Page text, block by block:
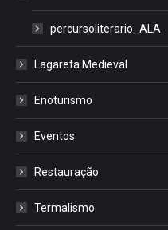
percursoliterario_ALA
Lagareta Medieval
Enoturismo
Eventos
Restauração
Termalismo